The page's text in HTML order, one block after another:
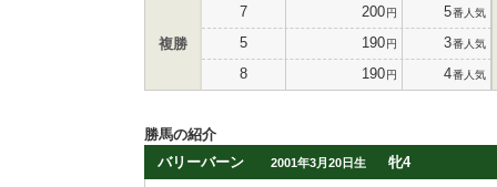
複勝
7 200円 5番人気
5 190円 3番人気
8 190円 4番人気
勝馬の紹介
バリーバーン
2001年3月20日生 牝4